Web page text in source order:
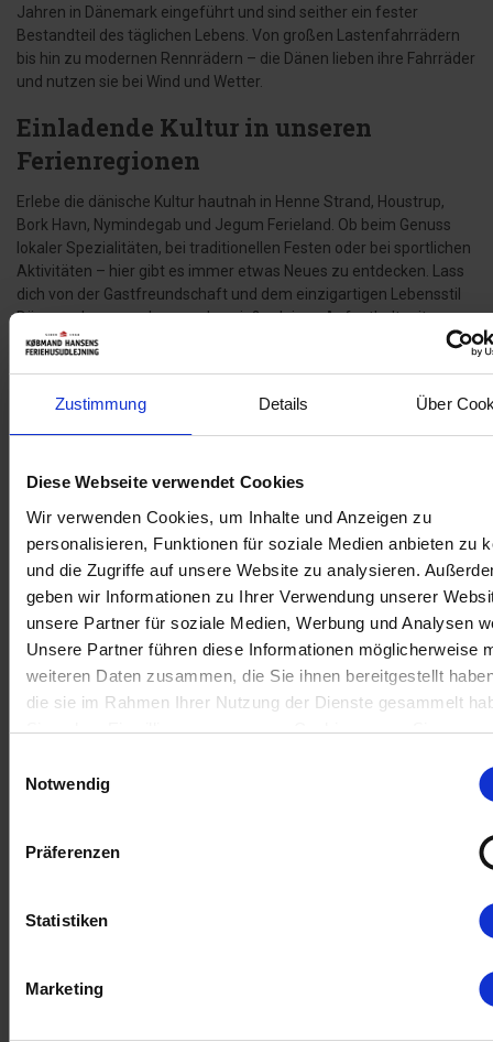
Zustimmung Details Über
Diese Webseite verwendet Cookies
Wir verwenden Cookies, um Inhalte und Anzeigen zu
personalisieren, Funktionen für soziale Medien anbieten zu
und die Zugriffe auf unsere Website zu analysieren.
geben wir Informationen zu Ihrer Verwendung unserer
unsere Partner für soziale Medien, Werbung und Analysen
Unsere Partner führen diese Informationen möglicherweise
weiteren Daten zusammen, die Sie ihnen bereitgestellt
die sie im Rahmen Ihrer Nutzung der Dienste gesammelt
Sie geben Einwilligung zu unseren Cookies, wenn Sie unsere
Notwendig
Präferenzen
Statistiken
Marketing
Jahren in Dänemark eingeführt und sind seither ein fester
Bestandteil des täglichen Lebens. Von großen Lastenfahrrädern
bis hin zu modernen Rennrädern – die Dänen lieben ihre Fahrräder
und nutzen sie bei Wind und Wetter.
Einladende Kultur in unseren
Ferienregionen
Erlebe die dänische Kultur hautnah in Henne Strand, Houstrup,
Bork Havn, Nymindegab und Jegum Ferieland. Ob beim Genuss
lokaler Spezialitäten, bei traditionellen Festen oder bei sportlichen
Aktivitäten – hier gibt es immer etwas Neues zu entdecken. Lass
dich von der Gastfreundschaft und dem einzigartigen Lebensstil
Dänemarks verzaubern und genieße deinen Aufenthalt mit
Købmand Hansens Feriehusudlejning.